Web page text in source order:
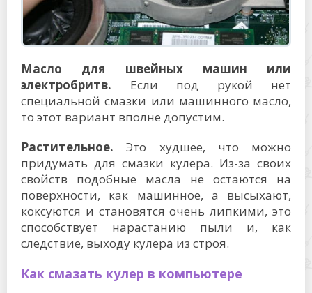
Масло для швейных машин или
электробритв. Если под рукой нет
специальной смазки или машинного масло,
то этот вариант вполне допустим.
Растительное. Это худшее, что можно
придумать для смазки кулера. Из-за своих
свойств подобные масла не остаются на
поверхности, как машинное, а высыхают,
коксуются и становятся очень липкими, это
способствует нарастанию пыли и, как
следствие, выходу кулера из строя.
Как смазать кулер в компьютере